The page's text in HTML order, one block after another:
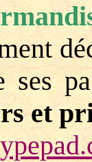
ses
et